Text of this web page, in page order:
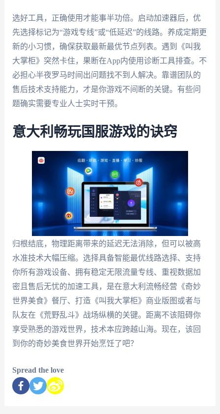
选好工具，正确使用才能事半功倍。启动加速器后，优
先选择标记为“游戏专线”或“低延迟”的线路。养成定期更
新的小习惯，确保获取最新最优节点列表。遇到《叫我
大掌柜》突然卡住，果断在App内使用诊断工具排查。不
必担心半夜罗马时间出问题找不到人解决。靠谱团队的
售后技术支持能力，才是你游戏不间断的关键。有些问
题确实需要专业人士实时干预。
意大利畅玩国服游戏的诀窍
归根结底，物理距离带来的延迟无法消除，但可以被高
水准技术大幅压缩。选择具备智能最优线路选择、支持
你所有游戏设备、拥有稳定无限流量专线、重视数据加
密且售后无忧的加速工具，是在意大利流畅经营《奇妙
世界美食》餐厅、打造《叫我大掌柜》商业版图或者与
队友在《荒野乱斗》战场纵横的关键。距离不该阻碍你
享受熟悉的游戏世界，技术本应跨越山海。现在，该回
到你的奇妙美食世界开始烹饪了吧？
Spread the love